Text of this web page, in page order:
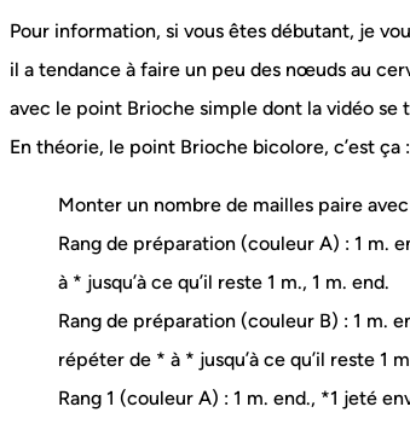
Pour information, si vous êtes débutant, je
il a tendance à faire un peu des nœuds au
avec le point Brioche simple dont la vidéo se
En théorie, le point Brioche bicolore, c’est ça :
Monter un nombre de mailles paire
Rang de préparation (couleur A) : 1 m.
à * jusqu’à ce qu’il reste 1 m., 1 m. end.
Rang de préparation (couleur B) : 1 m.
répéter de * à * jusqu’à ce qu’il reste 1
Rang 1 (couleur A) : 1 m. end., *1 jeté